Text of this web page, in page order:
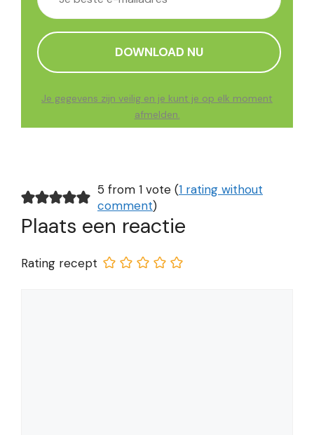
Je gegevens zijn veilig en je kunt je op elk moment
afmelden.
5 from 1 vote (1 rating without
comment)
Plaats een reactie
Rating recept